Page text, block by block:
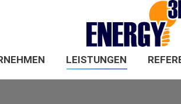
LEISTUNGEN
UNTERNEHMEN